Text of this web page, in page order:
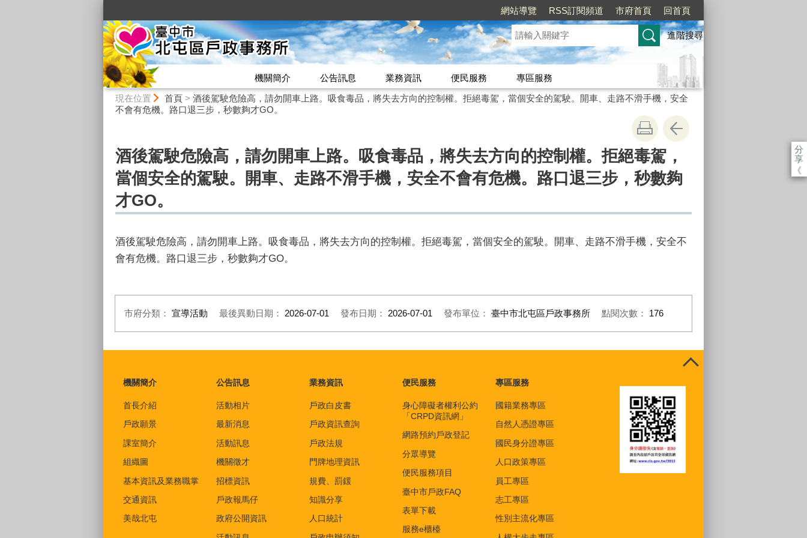
網站導覽 RSS訂閱頻道 市府首頁 回首頁
進階搜尋
機關簡介 公告訊息 業務資訊 便民服務
專區服務
現在位置 首頁> 酒後駕駛危險高，請勿開車上路。吸食毒品，將失去方向的控制權。拒絕毒駕，當個安全的駕駛。開車、走路不滑手機，安全
不會有危機。路口退三步，秒數夠才GO。
分
享
《
酒後駕駛危險高，請勿開車上路。吸食毒品，將失去方向的控制權。拒絕毒駕，
當個安全的駕駛。開車、走路不滑手機，安全不會有危機。路口退三步，秒數夠
才GO。
酒後駕駛危險高，請勿開車上路。吸食毒品，將失去方向的控制權。拒絕毒駕，當個安全的駕駛。開車、走路不滑手機，安全不
會有危機。路口退三步，秒數夠才GO。
市府分類： 宣導活動 最後異動日期： 2026-07-01 發布日期： 2026-07-01 發布單位： 臺中市北屯區戶政事務所 點閱次數： 176
機關簡介
首長介紹
戶政願景
課室簡介
組織圖
基本資訊及業務職掌
交通資訊
美哉北屯
公告訊息
活動相片
最新消息
活動訊息
機關徵才
招標資訊
戶政報馬仔
政府公開資訊
業務資訊
戶政白皮書
戶政資訊查詢
戶政法規
門牌地理資訊
規費、罰鍰
知識分享
人口統計
便民服務
身心障礙者權利公約
「CRPD資訊網」
網路預約戶政登記
分眾導覽
便民服務項目
臺中市戶政FAQ
表單下載
服務e櫃檯
專區服務
國籍業務專區
自然人憑證專區
國民身分證專區
人口政策專區
員工專區
志工專區
性別主流化專區